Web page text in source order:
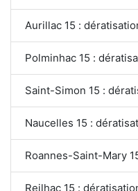
Aurillac 15 :
Polminhac 15 :
Saint-Simon 15 :
Naucelles 15 :
Roannes-Saint-Mary
Reilhac 15 :